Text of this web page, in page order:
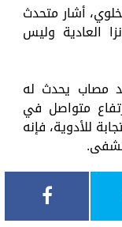
أشار متحدث
العادية وليس
واحد مصاب يحدث له
متواصل في
استجابة للأدوية، فإنه